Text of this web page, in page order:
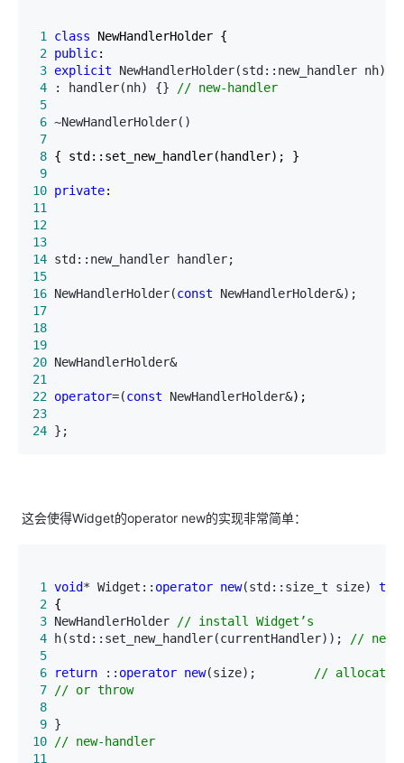
1 class
2 public
3 explicit NewHandlerHolder(std::new_handler nh)
4 : handler(nh) {} // new-handler
5
6 ~NewHandlerHolder()
7
8
9
10 private
11
12
13
14 std::new_handler
15
16 NewHandlerHolder(const NewHandlerHolder&);
17
18
19
20
21
22 operator=(const NewHandlerHolder&
23
24 };
这会使得Widget的operator new的实现非常简单：
1 void* Widget:: operator new(std::size_t size)
2
3 NewHandlerHolder // install Widget’s
4 h(std::set_new_handler(currentHandler)); //
5
6
return :: operator new(size);
//
7
// or throw
8
9
10
// new-handler
11